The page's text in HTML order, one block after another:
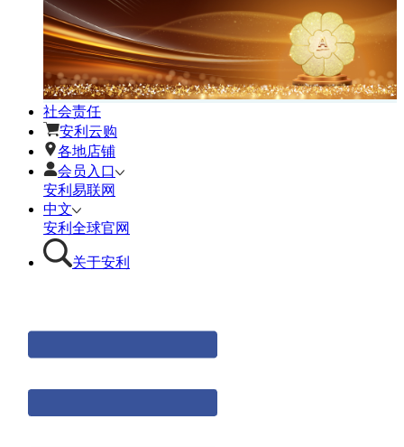
社会责任
安利云购
各地店铺
会员入口
安利易联网
中文
安利全球官网
关于安利